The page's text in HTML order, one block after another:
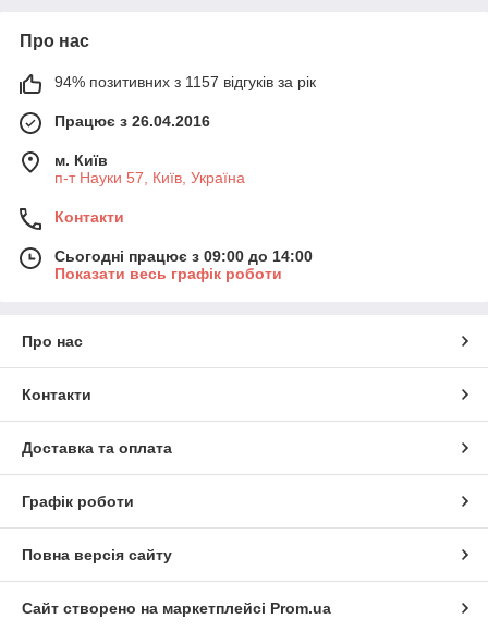
Про нас
94% позитивних з 1157 відгуків за рік
Працює з 26.04.2016
м. Київ
п-т Науки 57, Київ, Україна
Контакти
Сьогодні працює з 09:00 до 14:00
Показати весь графік роботи
Про нас
Контакти
Доставка та оплата
Графік роботи
Повна версія сайту
Сайт створено на маркетплейсі Prom.ua